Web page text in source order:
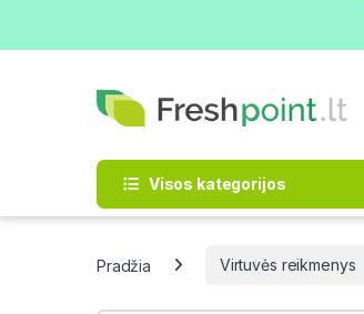
Visos kategorijos
Pradžia Virtuvės reikmenys